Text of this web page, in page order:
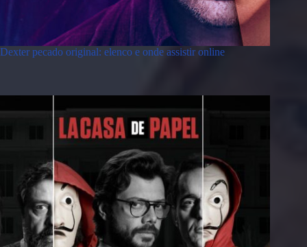
Dexter pecado original: elenco e onde assistir online